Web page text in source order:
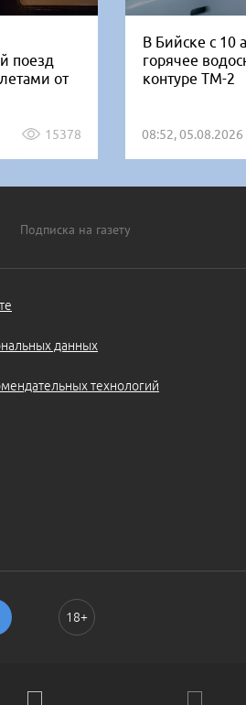
поезд
от
15378
В Бийске с 10
горячее
контуре ТМ-2
08:52, 05.08.2026
Подписка на газету
данных
технологий
18+